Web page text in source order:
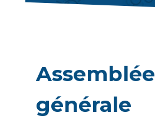
Assemblée
générale